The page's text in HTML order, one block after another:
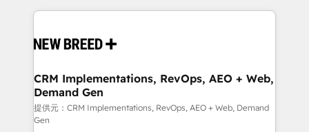
ISO9001:2015 取得 ✓ 400社以上の導入実績 ✓
HubSpot大百科 出版 CRM・AI活用に関するご相談、現
せください。
making this the official home for all three brands. 🔄
and system integrations powered by Globalia’s
trainers to drive platform adoption. 📈 Revenue
Generation - Full-funnel marketing and high-
performance advertising via Point Success Media. -
Expert deployment of Breeze AI and custom agents
CRM Implementations, RevOps, AEO + Web,
Demand Gen
提供元：CRM Implementations, RevOps, AEO + Web, Demand
Gen